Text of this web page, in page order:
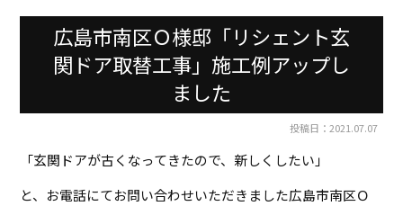
広島市南区Ｏ様邸「リシェント玄
関ドア取替工事」施工例アップし
ました
投稿日：2021.07.07
「玄関ドアが古くなってきたので、新しくしたい」
と、お電話にてお問い合わせいただきました広島市南区Ｏ